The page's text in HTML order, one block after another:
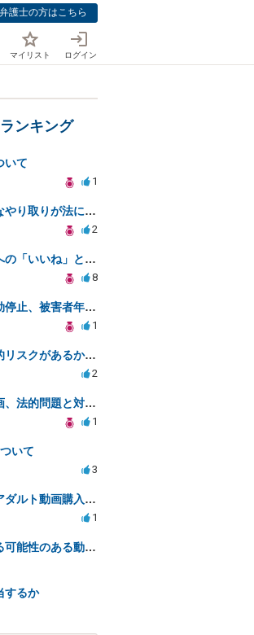
弁護士の方はこちら
マイリスト ログイン
ンキング
いて
1
未成年者との不適切なやり取りが法に触れる可能性と対処法
2
児童性的コンテンツへの「いいね」と警察対応について
8
児童ポルノ製造の時効停止、被害者年齢での適用は？
1
過去のやり取りで法的リスクがあるか知りたい
2
SNSでの未成年者録画、法的問題と対応策について相談したい
1
いて
3
未成年者と知らずにアダルト動画購入、法的影響は？
1
児童ポルノに該当する可能性のある動画を購入した件で、家族や職場に知られたり、逮捕などあるのでしょうか
するか